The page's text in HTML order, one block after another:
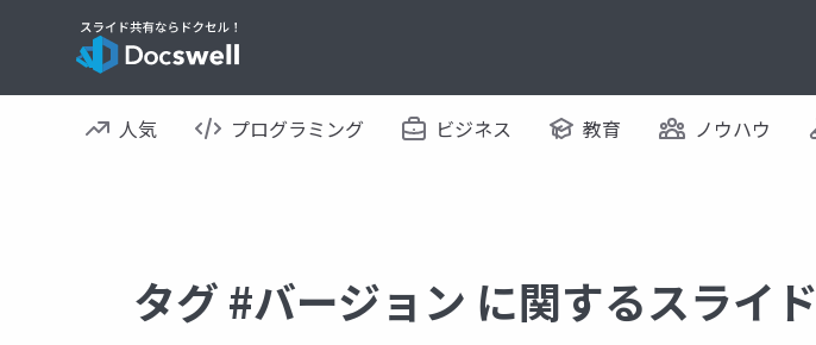
人気 プログラミング ビジネス 教育 ノウハウ
タグ #バージョン に関するスライド